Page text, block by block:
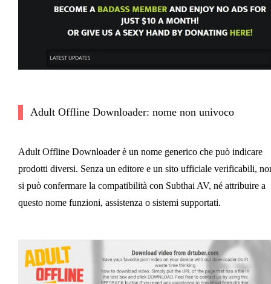
Adult Offline Downloader: nome non univoco
Adult Offline Downloader è un nome generico che può indicare
prodotti diversi. Senza un editore e un sito ufficiale verificabili,
si può confermare la compatibilità con Subthai AV, né attribuire a
questo nome funzioni, assistenza o sistemi supportati.